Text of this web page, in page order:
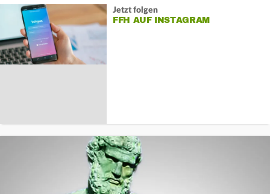
Jetzt folgen
FFH AUF INSTAGRAM